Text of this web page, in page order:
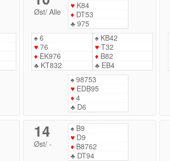
Øst/Alle
♥K84
♦DT53
♣975
♠ 6
♥ 76
♦ EK976
♣ KT832
♠KB42
♥T32
♦B82
♣EB4
♠98753
♥EDB95
♦4
♣D6
14
Øst/-
♠B9
♥D9
♦B8762
♣DT94